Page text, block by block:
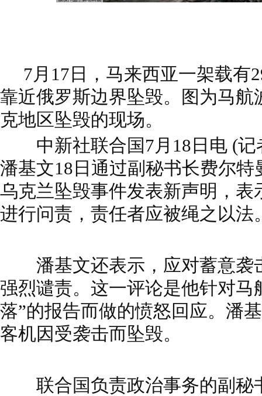
7月17日，马来西亚一架载有
靠近俄罗斯边界坠毁。图为马航
克地区坠毁的现场。
中新社联合国7月18日电 (记
潘基文18日通过副秘书长费尔
乌克兰坠毁事件发表新声明，表
进行问责，责任者应被绳之以法
潘基文还表示，应对蓄意袭
强烈谴责。这一评论是他针对马
落”的报告而做的愤怒回应。潘
客机因受袭击而坠毁。
联合国负责政治事务的副秘